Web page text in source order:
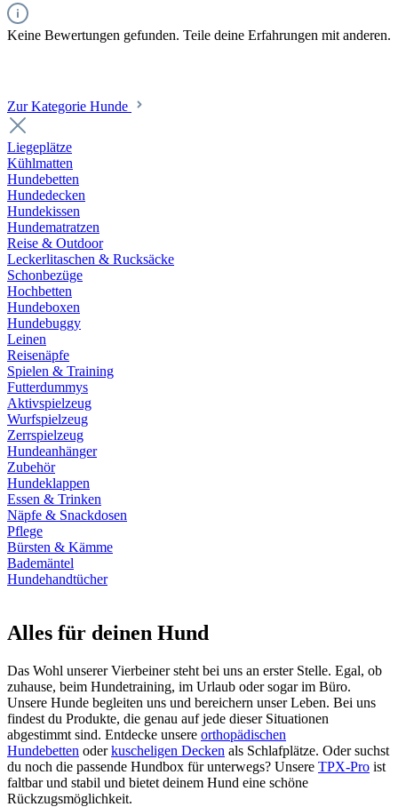
Keine Bewertungen gefunden. Teile deine Erfahrungen mit anderen.
Zur Kategorie Hunde
Liegeplätze
Kühlmatten
Hundebetten
Hundedecken
Hundekissen
Hundematratzen
Reise & Outdoor
Leckerlitaschen & Rucksäcke
Schonbezüge
Hochbetten
Hundeboxen
Hundebuggy
Leinen
Reisenäpfe
Spielen & Training
Futterdummys
Aktivspielzeug
Wurfspielzeug
Zerrspielzeug
Hundeanhänger
Zubehör
Hundeklappen
Essen & Trinken
Näpfe & Snackdosen
Pflege
Bürsten & Kämme
Bademäntel
Hundehandtücher
Alles für deinen Hund
Das Wohl unserer Vierbeiner steht bei uns an erster Stelle. Egal, ob
zuhause, beim Hundetraining, im Urlaub oder sogar im Büro.
Unsere Hunde begleiten uns und bereichern unser Leben. Bei uns
findest du Produkte, die genau auf jede dieser Situationen
abgestimmt sind. Entdecke unsere orthopädischen
Hundebetten oderkuscheligen Decken als Schlafplätze. Oder suchst
du noch die passende Hundbox für unterwegs? Unsere TPX-Pro ist
faltbar und stabil und bietet deinem Hund eine schöne
Rückzugsmöglichkeit.